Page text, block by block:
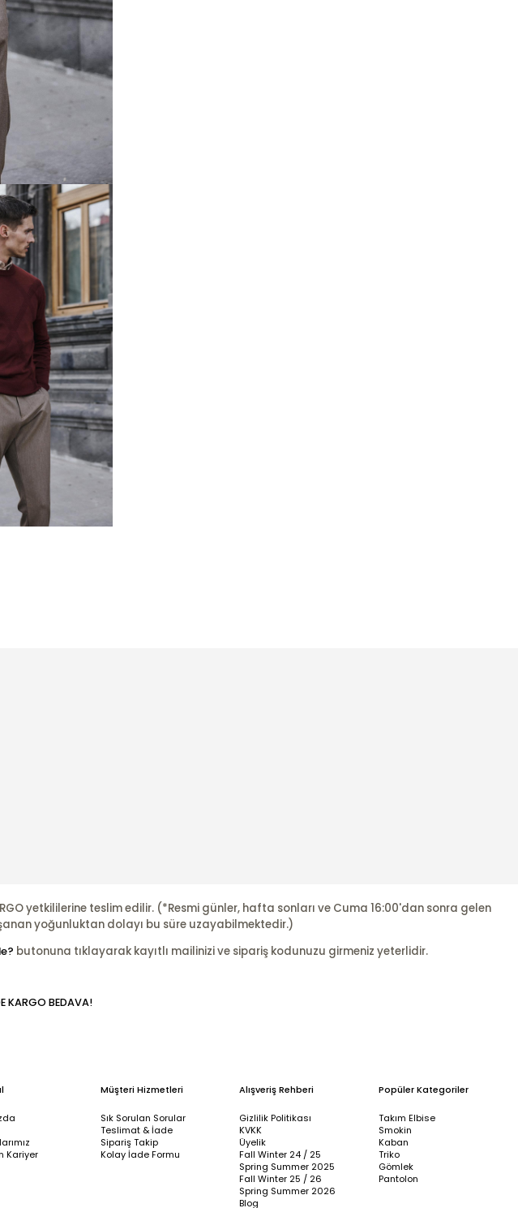
yetkililerine teslim edilir. (*Resmi günler, hafta sonları ve Cuma 16:00'dan sonra gelen
yoğunluktan dolayı bu süre uzayabilmektedir.)
butonuna tıklayarak kayıtlı mailinizi ve sipariş kodunuzu girmeniz yeterlidir.
KARGO BEDAVA!
Kariyer
Müşteri Hizmetleri
Sık Sorulan Sorular
Teslimat & İade
Sipariş Takip
Kolay İade Formu
Alışveriş Rehberi
Gizlilik Politikası
KVKK
Üyelik
Fall Winter 24 / 25
Spring Summer 2025
Fall Winter 25 / 26
Spring Summer 2026
Blog
Popüler Kategoriler
Takım Elbise
Smokin
Kaban
Triko
Gömlek
Pantolon